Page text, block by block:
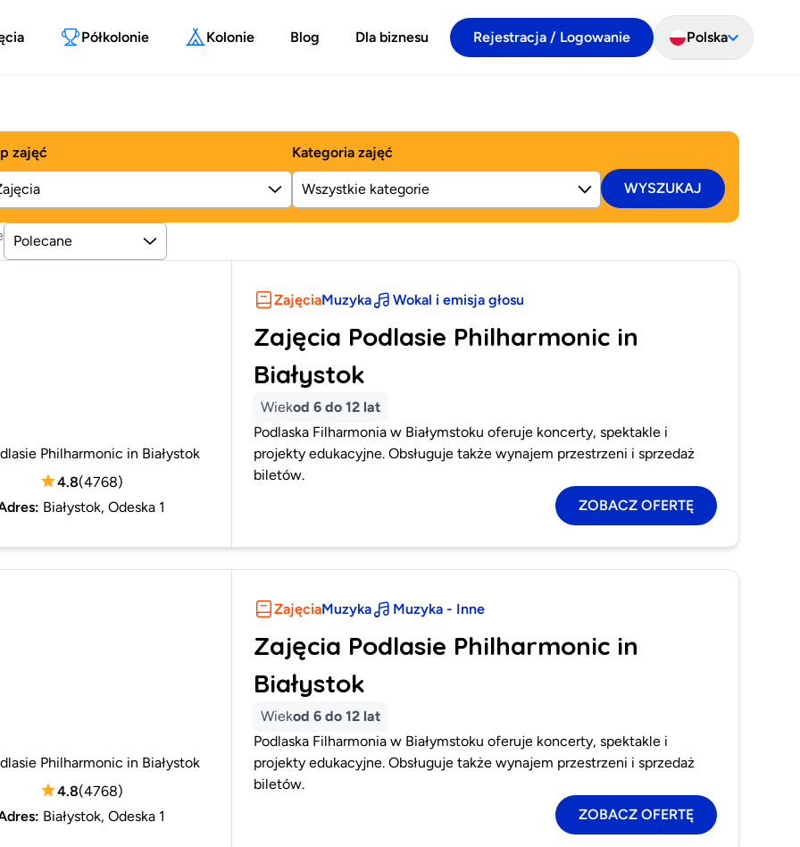
Półkolonie Kolonie Blog Dla biznesu Rejestracja / Logowanie Polska
zajęć Kategoria zajęć
WYSZUKAJ
Polecane
Philharmonic in Białystok
4.8(4768)
: Białystok, Odeska 1
ZajęciaMuzyka Wokal i emisja głosu
Zajęcia Podlasie Philharmonic in
Białystok
Wiekod 6 do 12 lat
Podlaska Filharmonia w Białymstoku oferuje koncerty, spektakle i
projekty edukacyjne. Obsługuje także wynajem przestrzeni i sprzedaż
biletów.
ZOBACZ OFERTĘ
Philharmonic in Białystok
4.8(4768)
: Białystok, Odeska 1
ZajęciaMuzyka Muzyka - Inne
Zajęcia Podlasie Philharmonic in
Białystok
Wiekod 6 do 12 lat
Podlaska Filharmonia w Białymstoku oferuje koncerty, spektakle i
projekty edukacyjne. Obsługuje także wynajem przestrzeni i sprzedaż
biletów.
ZOBACZ OFERTĘ